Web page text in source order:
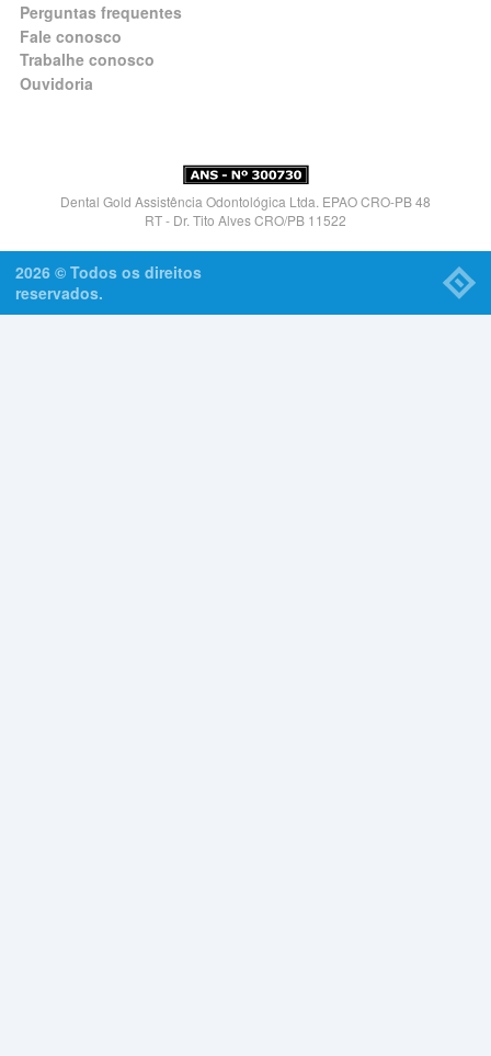
Perguntas frequentes
Fale conosco
Trabalhe conosco
Ouvidoria
Dental Gold Assistência Odontológica Ltda. EPAO CRO-PB 48
RT - Dr. Tito Alves CRO/PB 11522
2026 © Todos os direitos
reservados.